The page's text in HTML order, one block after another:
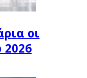
οι
2026